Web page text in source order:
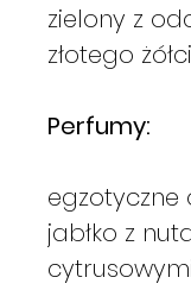
zielony z
złotego żółci
Perfumy:
egzotyczne
jabłko z